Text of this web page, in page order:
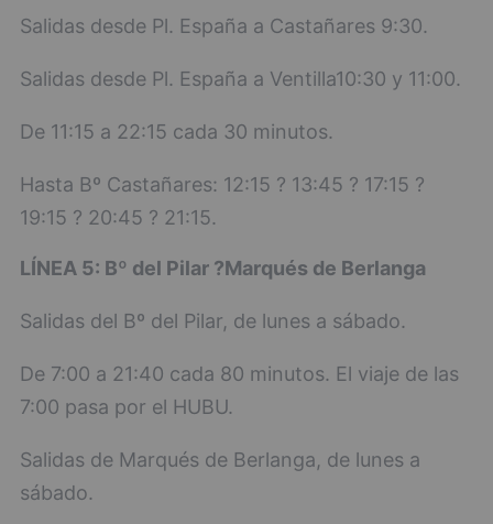
Salidas desde Pl. España a Castañares 9:30.
Salidas desde Pl. España a Ventilla10:30 y 11:00.
De 11:15 a 22:15 cada 30 minutos.
Hasta Bº Castañares: 12:15 ? 13:45 ? 17:15 ?
19:15 ? 20:45 ? 21:15.
LÍNEA 5: Bº del Pilar ?Marqués de Berlanga
Salidas del Bº del Pilar, de lunes a sábado.
De 7:00 a 21:40 cada 80 minutos. El viaje de las
7:00 pasa por el HUBU.
Salidas de Marqués de Berlanga, de lunes a
sábado.